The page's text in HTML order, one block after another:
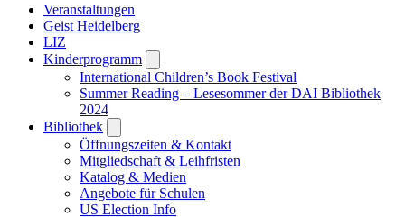
Veranstaltungen
Geist Heidelberg
LIZ
Kinderprogramm
submenu
International Children’s Book Festival
Summer Reading – Lesesommer der DAI Bibliothek
2024
Bibliothek
submenu
Öffnungszeiten & Kontakt
Mitgliedschaft & Leihfristen
Katalog & Medien
Angebote für Schulen
US Election Info